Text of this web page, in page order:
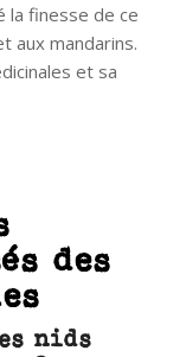
la finesse de ce
aux mandarins.
et sa
des
nids